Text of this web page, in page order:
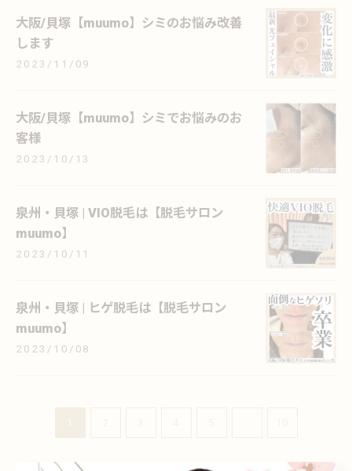
大阪/貝塚【muumo】シミのお悩み改善
します
2023/11/09
大阪/貝塚【muumo】シミでお悩みのお
客様
2023/10/13
泉州・貝塚 | VIO脱毛は【脱毛サロン
muumo】
2023/10/11
泉州・貝塚 | ヒゲ脱毛は【脱毛サロン
muumo】
2023/10/08
1